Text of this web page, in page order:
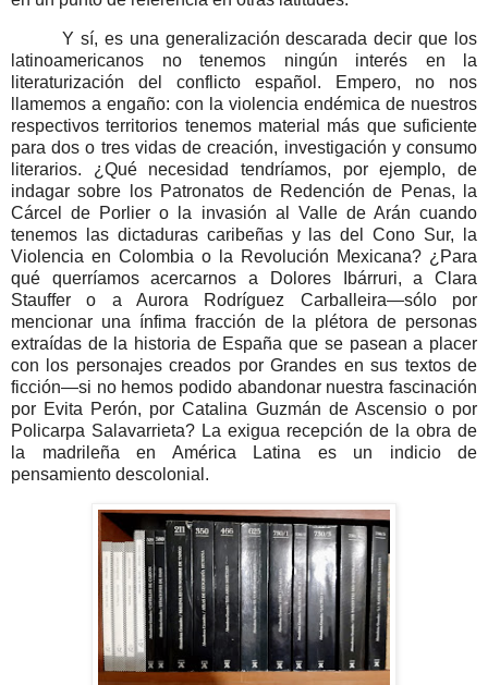
Y sí, es una generalización descarada decir que los
latinoamericanos no tenemos ningún interés en la
literaturización del conflicto español. Empero, no nos
llamemos a engaño: con la violencia endémica de nuestros
respectivos territorios tenemos material más que suficiente
para dos o tres vidas de creación, investigación y consumo
literarios. ¿Qué necesidad tendríamos, por ejemplo, de
indagar sobre los Patronatos de Redención de Penas, la
Cárcel de Porlier o la invasión al Valle de Arán cuando
tenemos las dictaduras caribeñas y las del Cono Sur, la
Violencia en Colombia o la Revolución Mexicana? ¿Para
qué querríamos acercarnos a Dolores Ibárruri, a Clara
Stauffer o a Aurora Rodríguez Carballeira—sólo por
mencionar una ínfima fracción de la plétora de personas
extraídas de la historia de España que se pasean a placer
con los personajes creados por Grandes en sus textos de
ficción—si no hemos podido abandonar nuestra fascinación
por Evita Perón, por Catalina Guzmán de Ascensio o por
Policarpa Salavarrieta? La exigua recepción de la obra de
la madrileña en América Latina es un indicio de
pensamiento descolonial.